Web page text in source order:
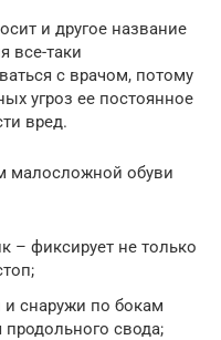
и другое название
все-таки
с врачом, потому
угроз ее постоянное
вред.
малосложной обуви
– фиксирует не только
и снаружи по бокам
свода;